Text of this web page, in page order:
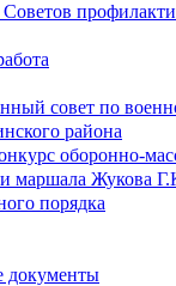
Советов
совет по
района
оборонно-
маршала Жукова
порядка
документы